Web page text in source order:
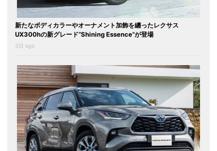
新たなボディカラーやオーナメント加飾を纏ったレクサス
UX300hの新グレード“Shining Essence”が登場
3日 ago